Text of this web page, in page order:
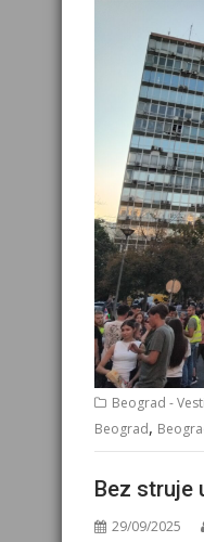
Beograd -
Beograd,
Bez struje
29/09/2025